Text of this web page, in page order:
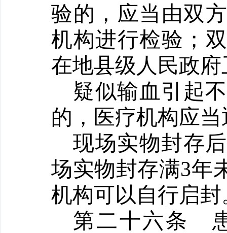
验的，应当由双
机构进行检验；
在地县级人民政
疑似输血引起
的，医疗机构应
现场实物封存
场实物封存满3年
机构可以自行启封
第二十六条